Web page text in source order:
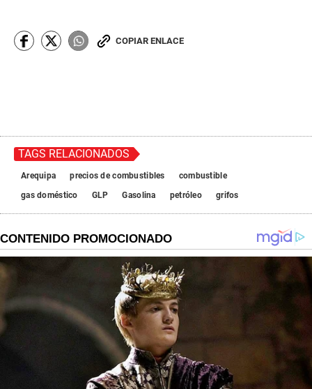
COPIAR ENLACE
TAGS RELACIONADOS
Arequipa precios de combustibles
combustible
gas doméstico
GLP Gasolina petróleo grifos